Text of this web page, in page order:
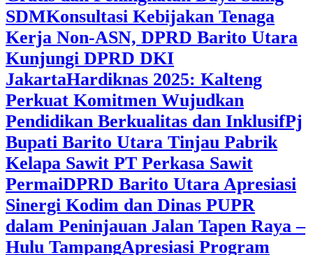
SDMKonsultasi Kebijakan Tenaga
Kerja Non-ASN, DPRD Barito Utara
Kunjungi DPRD DKI
JakartaHardiknas 2025: Kalteng
Perkuat Komitmen Wujudkan
Pendidikan Berkualitas dan InklusifPj
Bupati Barito Utara Tinjau Pabrik
Kelapa Sawit PT Perkasa Sawit
PermaiDPRD Barito Utara Apresiasi
Sinergi Kodim dan Dinas PUPR
dalam Peninjauan Jalan Tapen Raya –
Hulu TampangApresiasi Program